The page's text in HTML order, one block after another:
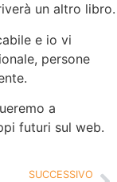
un altro libro.
e io vi
persone
a
futuri sul web.
SUCCESSIVO